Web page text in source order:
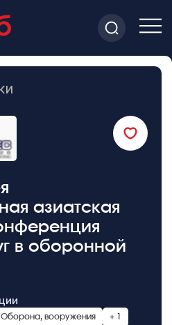
азиатская
в оборонной
Оборона, вооружения + 1